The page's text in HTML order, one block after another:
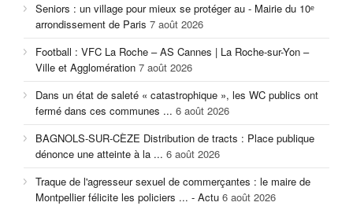
Seniors : un village pour mieux se protéger au - Mairie du 10ᵉ
arrondissement de Paris 7 août 2026
Football : VFC La Roche – AS Cannes | La Roche-sur-Yon –
Ville et Agglomération 7 août 2026
Dans un état de saleté « catastrophique », les WC publics ont
fermé dans ces communes ... 6 août 2026
BAGNOLS-SUR-CÈZE Distribution de tracts : Place publique
dénonce une atteinte à la ... 6 août 2026
Traque de l'agresseur sexuel de commerçantes : le maire de
Montpellier félicite les policiers ... - Actu 6 août 2026